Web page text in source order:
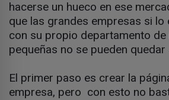
hacerse un hueco en ese
que las grandes empresas si lo
con su propio departamento de
pequeñas no se pueden quedar
El primer paso es crear la
empresa, pero con esto no